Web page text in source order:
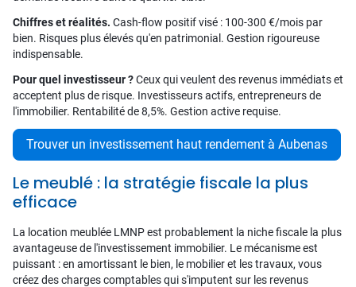
Chiffres et réalités. Cash-flow positif visé : 100-300 €/mois par
bien. Risques plus élevés qu'en patrimonial. Gestion rigoureuse
indispensable.
Pour quel investisseur ?Ceux qui veulent des revenus immédiats et
acceptent plus de risque. Investisseurs actifs, entrepreneurs de
l'immobilier. Rentabilité de 8,5%. Gestion active requise.
Trouver un investissement haut rendement à Aubenas
Le meublé : la stratégie fiscale la plus
efficace
La location meublée LMNP est probablement la niche fiscale la plus
avantageuse de l'investissement immobilier. Le mécanisme est
puissant : en amortissant le bien, le mobilier et les travaux, vous
créez des charges comptables qui s'imputent sur les revenus